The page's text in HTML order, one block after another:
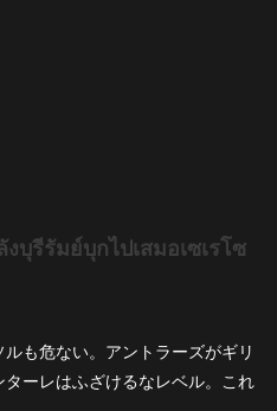
บุรีรัมย์บุกไปเสมอเซเรโซ
も危ない。アントラーズがギリ
ーレはふざけるなレベル。これ